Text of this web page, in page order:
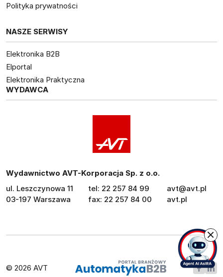
Polityka prywatności
NASZE SERWISY
Elektronika B2B
Elportal
Elektronika Praktyczna
WYDAWCA
Wydawnictwo AVT-Korporacja Sp. z o.o.
ul. Leszczynowa 11
03-197 Warszawa
tel: 22 257 84 99
fax: 22 257 84 00
avt@avt.pl
avt.pl
© 2026 AVT